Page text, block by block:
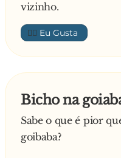
vizinho.
👍🏼
Bicho na
Sabe o que é pior
goibaba?